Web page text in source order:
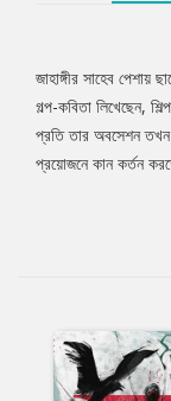
Tab
Article
জাহাঙ্গীর সাহেব
গল্প-কবিতা লিখেছেন,
প্রতি তার অবসেশন
প্রয়োজনে কান কর্তন